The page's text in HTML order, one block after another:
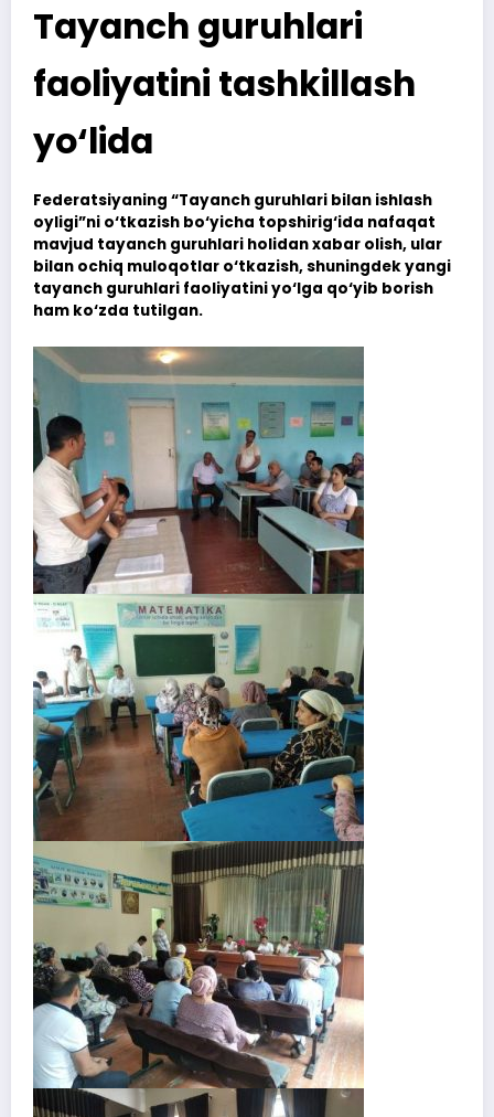
Tayanch guruhlari
faoliyatini tashkillash
yo‘lida
Federatsiyaning “Tayanch guruhlari bilan ishlash
oyligi”ni o‘tkazish bo‘yicha topshirig‘ida nafaqat
mavjud tayanch guruhlari holidan xabar olish, ular
bilan ochiq muloqotlar o‘tkazish, shuningdek yangi
tayanch guruhlari faoliyatini yo‘lga qo‘yib borish
ham ko‘zda tutilgan.